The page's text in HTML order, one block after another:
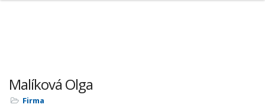
Malíková Olga
Firma